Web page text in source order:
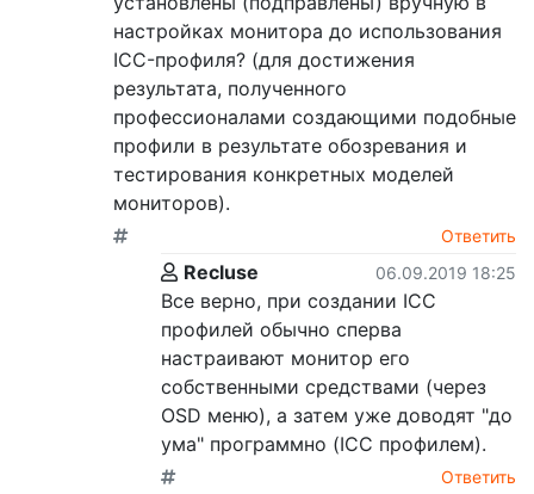
настройках монитора до использования
ICC-профиля? (для достижения
результата, полученного
профессионалами создающими подобные
профили в результате обозревания и
тестирования конкретных моделей
мониторов).
Ответить
Recluse 06.09.2019 18:25
Все верно, при создании ICC
профилей обычно сперва
настраивают монитор его
собственными средствами (через
OSD меню), а затем уже доводят "до
ума" программно (ICC профилем).
Ответить